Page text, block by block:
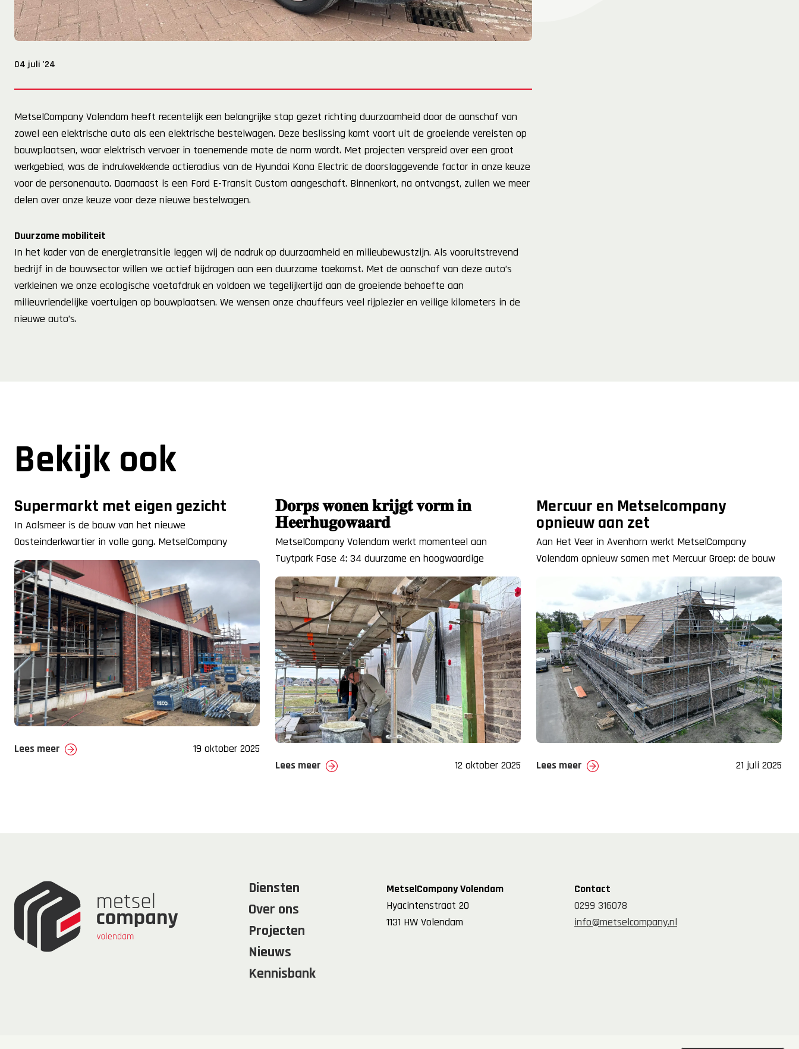
04 juli '24
MetselCompany Volendam heeft recentelijk een belangrijke stap gezet richting duurzaamheid door de aanschaf van
zowel een elektrische auto als een elektrische bestelwagen. Deze beslissing komt voort uit de groeiende vereisten op
bouwplaatsen, waar elektrisch vervoer in toenemende mate de norm wordt. Met projecten verspreid over een groot
werkgebied, was de indrukwekkende actieradius van de Hyundai Kona Electric de doorslaggevende factor in onze keuze
voor de personenauto. Daarnaast is een Ford E-Transit Custom aangeschaft. Binnenkort, na ontvangst, zullen we meer
delen over onze keuze voor deze nieuwe bestelwagen.
Duurzame mobiliteit
In het kader van de energietransitie leggen wij de nadruk op duurzaamheid en milieubewustzijn. Als vooruitstrevend
bedrijf in de bouwsector willen we actief bijdragen aan een duurzame toekomst. Met de aanschaf van deze auto’s
verkleinen we onze ecologische voetafdruk en voldoen we tegelijkertijd aan de groeiende behoefte aan
milieuvriendelijke voertuigen op bouwplaatsen. We wensen onze chauffeurs veel rijplezier en veilige kilometers in de
nieuwe auto’s.
Bekijk ook
Supermarkt met eigen gezicht
In Aalsmeer is de bouw van het nieuwe
Oosteinderkwartier in volle gang. MetselCompany
Volendam levert hier een belangrijke bijdrage aan
Lees meer 19 oktober 2025
𝐃𝐨𝐫𝐩𝐬 𝐰𝐨𝐧𝐞𝐧 𝐤𝐫𝐢𝐣𝐠𝐭 𝐯𝐨𝐫𝐦 𝐢𝐧
𝐇𝐞𝐞𝐫𝐡𝐮𝐠𝐨𝐰𝐚𝐚𝐫𝐝
MetselCompany Volendam werkt momenteel aan
Tuytpark Fase 4: 34 duurzame en hoogwaardige
woningen op een fraaie, landelijke locatie. Dit project
Lees meer 12 oktober 2025
Mercuur en Metselcompany
opnieuw aan zet
Aan Het Veer in Avenhorn werkt MetselCompany
Volendam opnieuw samen met Mercuur Groep: de bouw
van 17 duurzame starterswoningen op
Lees meer 21 juli 2025
Diensten
Over ons
Projecten
Nieuws
Kennisbank
MetselCompany Volendam
Hyacintenstraat 20
1131 HW Volendam
Contact
0299 316078
info@metselcompany.nl